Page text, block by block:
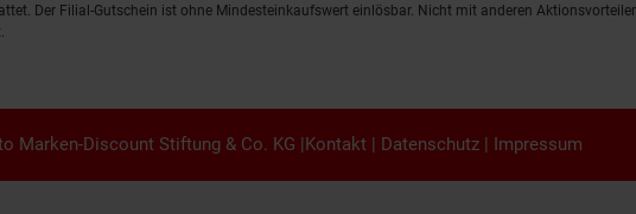
Der Filial-Gutschein ist ohne Mindesteinkaufswert einlösbar. Nicht mit anderen
Marken-Discount Stiftung & Co. KG |Kontakt | Datenschutz| Impressum